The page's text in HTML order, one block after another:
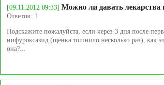
[09.11.2012 09:33] Можно ли давать
Ответов: 1
Подскажите пожалуйста, если через 3 дня после
нифуроксазид (щенка тошнило несколько раз), как
она?...